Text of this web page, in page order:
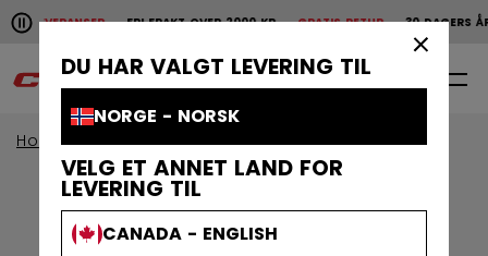
DU HAR VALGT LEVERING TIL
NORGE - NORSK
VELG ET ANNET LAND FOR
LEVERING TIL
CANADA - ENGLISH
Pause the horizontal scroll animation.
LEVERANSERFRI FRAKT OVER 2000 KRGRATIS RETUR30 DAGERS
Raske leveranser Fri frakt over 2000 krGratis
0
Home Hjelmer Tacks hjelmer